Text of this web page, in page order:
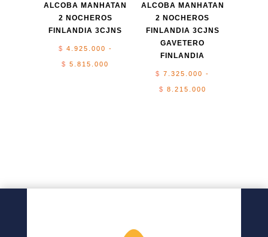
ALCOBA MANHATAN
2 NOCHEROS
FINLANDIA 3CJNS
$ 4.925.000 -
$ 5.815.000
ALCOBA MANHATAN
2 NOCHEROS
FINLANDIA 3CJNS
GAVETERO
FINLANDIA
$ 7.325.000 -
$ 8.215.000